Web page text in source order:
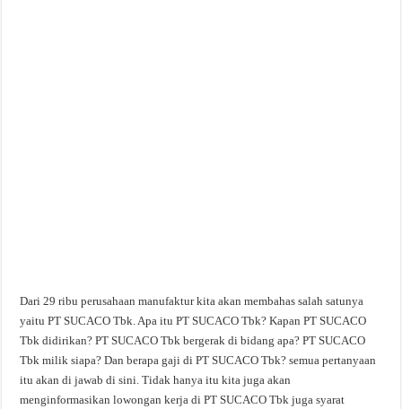
Dari 29 ribu perusahaan manufaktur kita akan membahas salah satunya
yaitu PT SUCACO Tbk. Apa itu PT SUCACO Tbk? Kapan PT SUCACO
Tbk didirikan? PT SUCACO Tbk bergerak di bidang apa? PT SUCACO
Tbk milik siapa? Dan berapa gaji di PT SUCACO Tbk? semua pertanyaan
itu akan di jawab di sini. Tidak hanya itu kita juga akan
menginformasikan lowongan kerja di PT SUCACO Tbk juga syarat